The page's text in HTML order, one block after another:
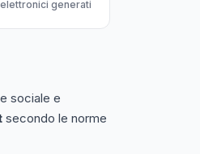
generati
sociale e
secondo le norme